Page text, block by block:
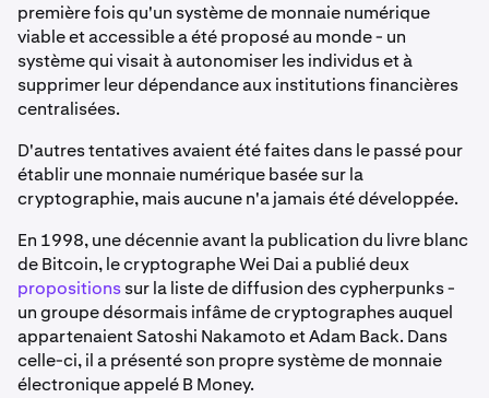
première fois qu'un système de monnaie numérique
viable et accessible a été proposé au monde - un
système qui visait à autonomiser les individus et à
supprimer leur dépendance aux institutions financières
centralisées.
D'autres tentatives avaient été faites dans le passé pour
établir une monnaie numérique basée sur la
cryptographie, mais aucune n'a jamais été développée.
En 1998, une décennie avant la publication du livre blanc
de Bitcoin, le cryptographe Wei Dai a publié deux
propositionssur la liste de diffusion des cypherpunks -
un groupe désormais infâme de cryptographes auquel
appartenaient Satoshi Nakamoto et Adam Back. Dans
celle-ci, il a présenté son propre système de monnaie
électronique appelé B Money.